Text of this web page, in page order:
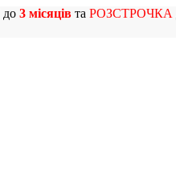
до 3 місяцівта РОЗСТРОЧКА